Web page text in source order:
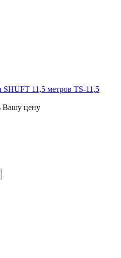
SHUFT 11,5 метров TS-11,5
Вашу цену